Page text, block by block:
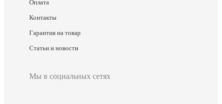
Оплата
Контакты
Гарантия на товар
Статьи и новости
Мы в социальных сетях